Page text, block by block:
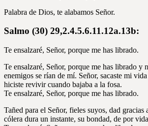
Palabra de Dios, te alabamos Señor.
Salmo (30) 29,2.4.5.6.11.12a.13b:
Te ensalzaré, Señor, porque me has librado.
Te ensalzaré, Señor, porque me has librado y
enemigos se rían de mí. Señor, sacaste mi
hiciste revivir cuando bajaba a la fosa.
Te ensalzaré, Señor, porque me has librado.
Tañed para el Señor, fieles suyos, dad gracias
cólera dura un instante, su bondad, de por